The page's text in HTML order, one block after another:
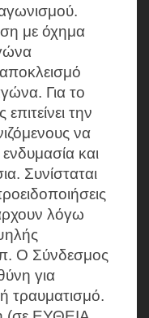
με όχημα
Για το
την
να
και
Συνίσταται
λόγω
Ο Σύνδεσμος
για
τραυματισμό.